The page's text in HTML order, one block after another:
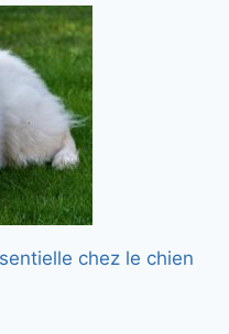
chez le chien